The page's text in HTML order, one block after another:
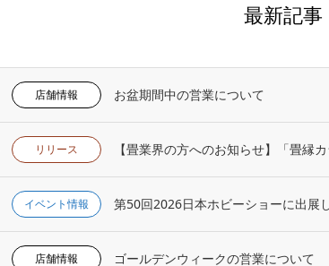
最新記事
店舗情報 お盆期間中の営業について
リリース 【畳業界の方へのお知らせ】「畳縁
イベント情報 第50回2026日本ホビーショーに出展
店舗情報 ゴールデンウィークの営業について